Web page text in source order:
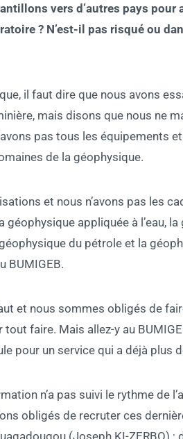
vers d’autres pays pour
? N’est-il pas risqué ou
il faut dire que nous avons
mais disons que nous ne
pas tous les équipements et
de la géophysique.
et nous n’avons pas les
appliquée à l’eau,
du pétrole et la
BUMIGEB.
et nous sommes obligés de
faire. Mais allez-y au
pour un service qui a déjà plus
n’a pas suivi le rythme de
obligés de recruter ces
(Joseph KI-ZERBO) ;